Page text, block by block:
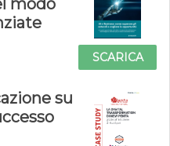
modo
SCARICA
su